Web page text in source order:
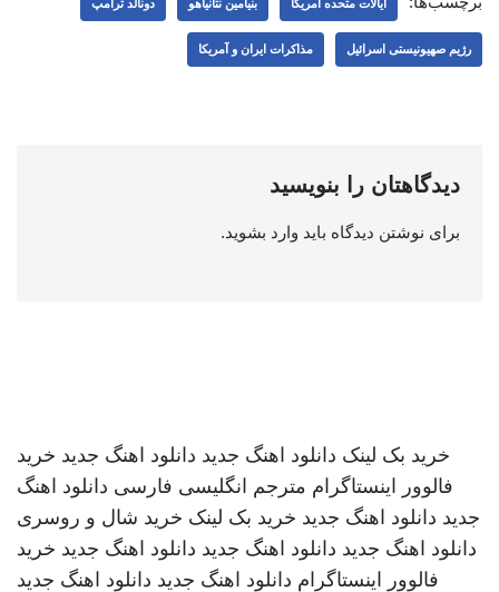
ایالات متحده آمریکا بنیامین نتانیاهو دونالد ترامپ
رژیم صهیونیستی اسرائیل مذاکرات ایران و آمریکا
دیدگاهتان را بنویسید
برای نوشتن دیدگاه باید وارد بشوید.
خرید بک لینک دانلود اهنگ جدید دانلود اهنگ جدید خرید
فالوور اینستاگرام مترجم انگلیسی فارسی دانلود اهنگ
جدید دانلود اهنگ جدید خرید بک لینک خرید شال و روسری
دانلود اهنگ جدید دانلود اهنگ جدید دانلود اهنگ جدید خرید
فالوور اینستاگرام دانلود اهنگ جدید دانلود اهنگ جدید